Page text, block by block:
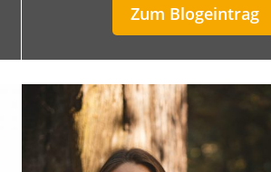
Zum Blogeintrag